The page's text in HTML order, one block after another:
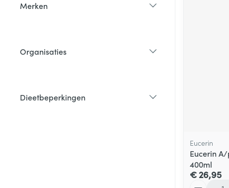
Merken
Organisaties
Dieetbeperkingen
Eucerin
Eucerin
400ml
€ 26,95